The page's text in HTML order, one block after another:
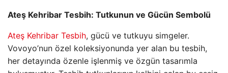
Ateş Kehribar Tesbih: Tutkunun ve Gücün Sembolü
Ateş Kehribar Tesbih, gücü ve tutkuyu simgeler.
Vovoyo’nun özel koleksiyonunda yer alan bu tesbih,
her detayında özenle işlenmiş ve özgün tasarımla